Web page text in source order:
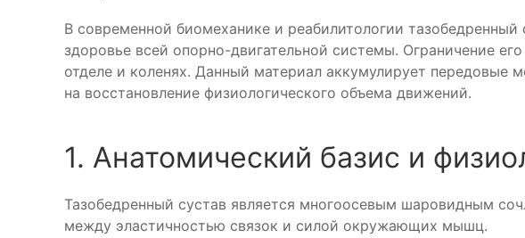
В современной биомеханике и реабилитологии
здоровье всей опорно-двигательной системы. Ограничение
отделе и коленях. Данный материал аккумулирует передовые
на восстановление физиологического объема движений.
1. Анатомический базис и
Тазобедренный сустав является многоосевым шаровидным
между эластичностью связок и силой окружающих мышц.